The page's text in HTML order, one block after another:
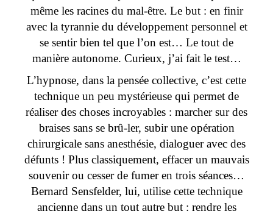
même les racines du mal-être. Le but : en finir
avec la tyrannie du développement personnel et
se sentir bien tel que l’on est… Le tout de
manière autonome. Curieux, j’ai fait le test…
L’hypnose, dans la pensée collective, c’est cette
technique un peu mystérieuse qui permet de
réaliser des choses incroyables : marcher sur des
braises sans se brû-ler, subir une opération
chirurgicale sans anesthésie, dialoguer avec des
défunts ! Plus classiquement, effacer un mauvais
souvenir ou cesser de fumer en trois séances…
Bernard Sensfelder, lui, utilise cette technique
ancienne dans un tout autre but : rendre les